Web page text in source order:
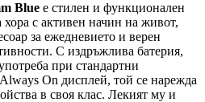
Blue е стилен и функционален
хора с активен начин на живот,
за ежедневието и верен
С издръжлива батерия,
при стандартни
On дисплей, той се нарежда
в своя клас. Лекият му и